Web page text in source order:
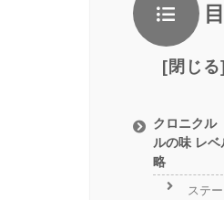
クロニクル
ルの味 レベ
略
ステ